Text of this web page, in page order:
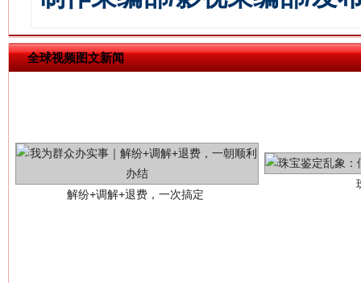
全球视频图文新闻